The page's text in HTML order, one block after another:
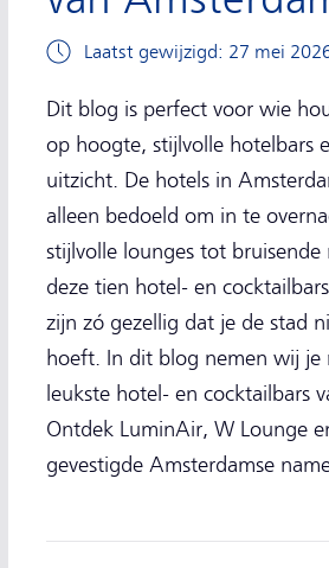
Laatst gewijzigd: 27 mei
Dit blog is perfect voor wie
op hoogte, stijlvolle hotelbars
uitzicht. De hotels in
alleen bedoeld om in te
stijlvolle lounges tot bruisende
deze tien hotel- en
zijn zó gezellig dat je de stad
hoeft. In dit blog nemen wij je
leukste hotel- en cocktailbars
Ontdek LuminAir, W Lounge
gevestigde Amsterdamse